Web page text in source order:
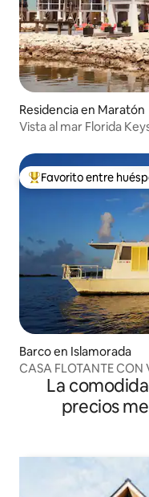
Residencia en Maratón
Vista al mar Florida
De los mejores en
Favorito entre
Barco en Islamorada
CASA FLOTANTE CON
La
precios